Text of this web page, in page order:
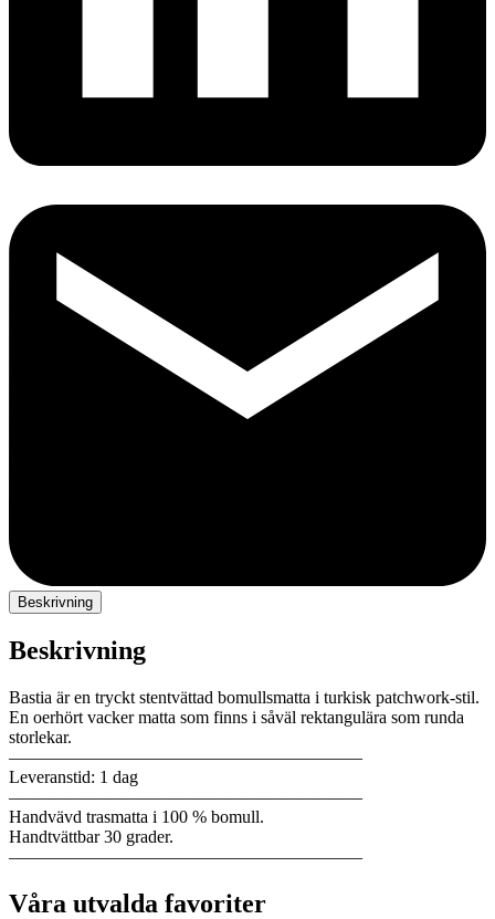
Beskrivning
Beskrivning
Bastia är en tryckt stentvättad bomullsmatta i turkisk patchwork-stil.
En oerhört vacker matta som finns i såväl rektangulära som runda
storlekar.
————————————————————
Leveranstid: 1 dag
————————————————————
Handvävd trasmatta i 100 % bomull.
Handtvättbar 30 grader.
————————————————————
Våra utvalda favoriter